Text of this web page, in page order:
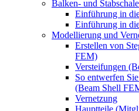
Balken- und
Einführung in
Einführung in
Modellierung und
Erstellen von
FEM)
Versteifungen
So entwerfen
(Beam Shell
Vernetzung